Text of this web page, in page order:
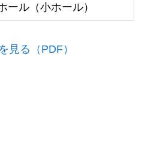
ール（小ホール）
見る（PDF）